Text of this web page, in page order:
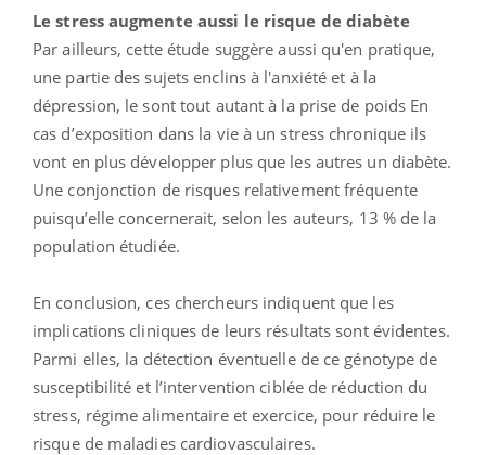
Le stress augmente aussi le risque de diabète
Par ailleurs, cette étude suggère aussi qu'en pratique,
une partie des sujets enclins à l'anxiété et à la
dépression, le sont tout autant à la prise de poids En
cas d’exposition dans la vie à un stress chronique ils
vont en plus développer plus que les autres un diabète.
Une conjonction de risques relativement fréquente
puisqu’elle concernerait, selon les auteurs, 13 % de la
population étudiée.
En conclusion, ces chercheurs indiquent que les
implications cliniques de leurs résultats sont évidentes.
Parmi elles, la détection éventuelle de ce génotype de
susceptibilité et l’intervention ciblée de réduction du
stress, régime alimentaire et exercice, pour réduire le
risque de maladies cardiovasculaires.